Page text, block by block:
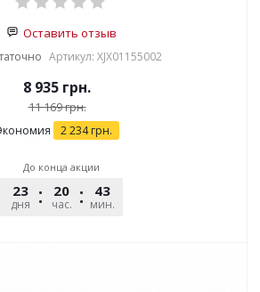
Оставить отзыв
Артикул: XJX01155002
8 935 грн.
11 169грн.
2 234грн.
До конца акции
23
дня
20
час.
43
мин.